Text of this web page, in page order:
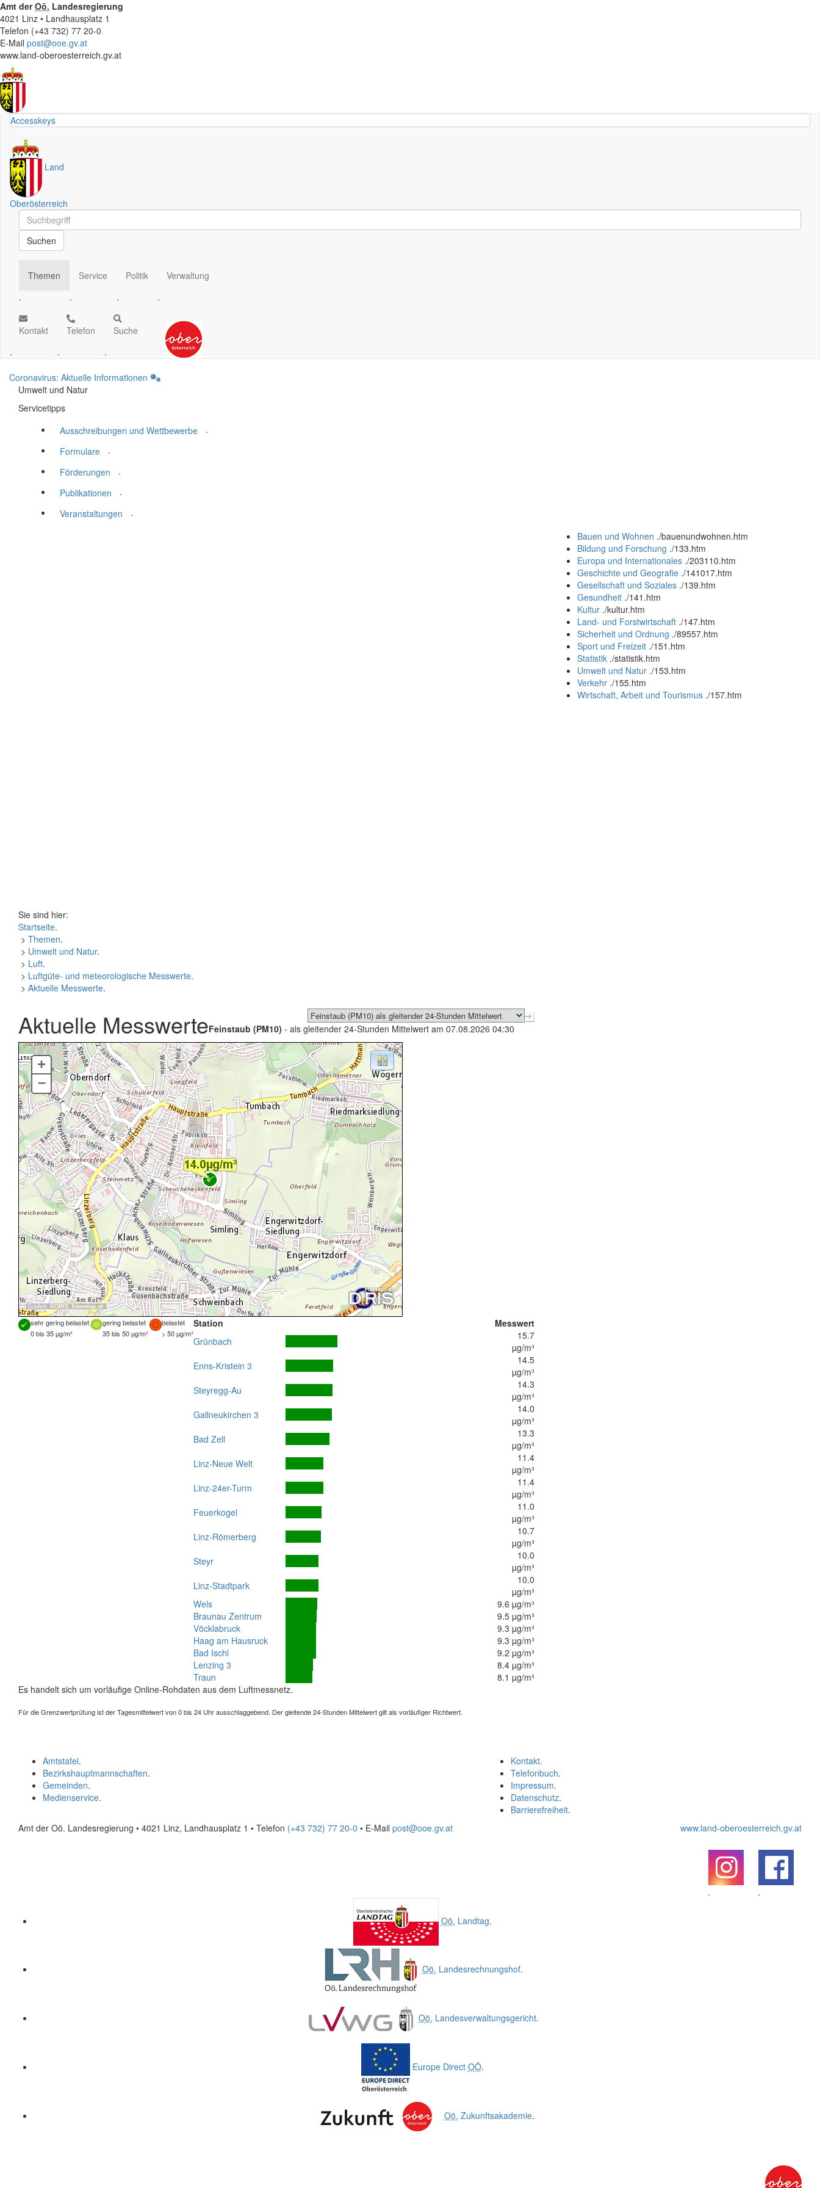
Amt derOö. Landesregierung
4021 Linz • Landhausplatz 1
Telefon (+43 732) 77 20-0
E-Mail post@ooe.gv.at
www.land-oberoesterreich.gv.at
Accesskeys
Land
Oberösterreich
Schnellsuche
Schnellsuche
Suchen
Themen
.
Service
.
Politik
.
Verwaltung
.
Kontakt
.
Telefon
.
Suche
.
Coronavirus: Aktuelle Informationen
Umwelt und Natur
Servicetipps
Ausschreibungen und Wettbewerbe
.
Formulare
.
Förderungen
.
Publikationen
.
Veranstaltungen
.
Bauen und Wohnen ./bauenundwohnen.htm
Bildung und Forschung ./133.htm
Europa und Internationales ./203110.htm
Geschichte und Geografie ./141017.htm
Gesellschaft und Soziales ./139.htm
Gesundheit ./141.htm
Kultur ./kultur.htm
Land- und Forstwirtschaft ./147.htm
Sicherheit und Ordnung ./89557.htm
Sport und Freizeit ./151.htm
Statistik ./statistik.htm
Umwelt und Natur ./153.htm
Verkehr ./155.htm
Wirtschaft, Arbeit und Tourismus ./157.htm
Sie sind hier:
Startseite.
> Themen.
> Umwelt und Natur.
> Luft.
> Luftgüte- und meteorologische Messwerte.
> Aktuelle Messwerte.
Aktuelle MesswerteFeinstaub (PM10) - als gleitender 24-Stunden Mittelwert am 07.08.2026 04:30
Quellen: DORIS, basemap.at
+
–
sehr gering belastet gering belastet
belastet
0 bis 35 µg/m³
35 bis 50 µg/m³ > 50 µg/m³
Station
Messwert
Grünbach
15.7
µg/m³
Enns-Kristein 3
14.5
µg/m³
Steyregg-Au
14.3
µg/m³
Gallneukirchen 3
14.0
µg/m³
Bad Zell
13.3
µg/m³
Linz-Neue Welt
11.4
µg/m³
Linz-24er-Turm
11.4
µg/m³
Feuerkogel
11.0
µg/m³
Linz-Römerberg
10.7
µg/m³
Steyr
10.0
µg/m³
Linz-Stadtpark
10.0
µg/m³
Wels
9.6 µg/m³
Braunau Zentrum
9.5 µg/m³
Vöcklabruck
9.3 µg/m³
Haag am Hausruck
9.3 µg/m³
Bad Ischl
9.2 µg/m³
Lenzing 3
8.4 µg/m³
Traun
8.1 µg/m³
Es handelt sich um vorläufige Online-Rohdaten aus dem Luftmessnetz.
Für die Grenzwertprüfung ist der Tagesmittelwert von 0 bis 24 Uhr ausschlaggebend. Der gleitende 24-Stunden Mittelwert gilt als vorläufiger Richtwert.
Kontakt.
Telefonbuch.
Impressum.
Datenschutz.
Barrierefreiheit.
Amtstafel.
Bezirkshauptmannschaften.
Gemeinden.
Medienservice.
Amt der Oö. Landesregierung • 4021 Linz, Landhausplatz 1 • Telefon (+43 732) 77 20-0 • E-Mail post@ooe.gv.at www.land-oberoesterreich.gv.at
.
.
Oö. Landtag.
Oö. Landesrechnungshof.
Oö. Landesverwaltungsgericht.
Europe Direct OÖ.
Oö. Zukunftsakademie.